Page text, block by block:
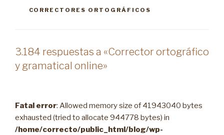
ETIQUETAS
CORRECTORES ORTOGRÁFICOS
3.184 respuestas a «Corrector ortográfico
y gramatical online»
Fatal error: Allowed memory size of 41943040 bytes
exhausted (tried to allocate 944778 bytes) in
/home/correcto/public_html/blog/wp-